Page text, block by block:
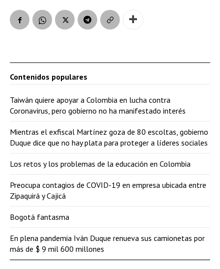
Contenidos populares
Taiwán quiere apoyar a Colombia en lucha contra
Coronavirus, pero gobierno no ha manifestado interés
Mientras el exfiscal Martínez goza de 80 escoltas, gobierno
Duque dice que no hay plata para proteger a líderes sociales
Los retos y los problemas de la educación en Colombia
Preocupa contagios de COVID-19 en empresa ubicada entre
Zipaquirá y Cajicá
Bogotá fantasma
En plena pandemia Iván Duque renueva sus camionetas por
más de $ 9 mil 600 millones